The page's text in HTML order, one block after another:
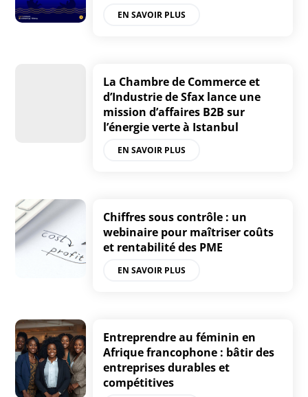
EN SAVOIR PLUS
La Chambre de Commerce et
d’Industrie de Sfax lance une
mission d’affaires B2B sur
l’énergie verte à Istanbul
EN SAVOIR PLUS
Chiffres sous contrôle : un
webinaire pour maîtriser coûts
et rentabilité des PME
EN SAVOIR PLUS
Entreprendre au féminin en
Afrique francophone : bâtir des
entreprises durables et
compétitives